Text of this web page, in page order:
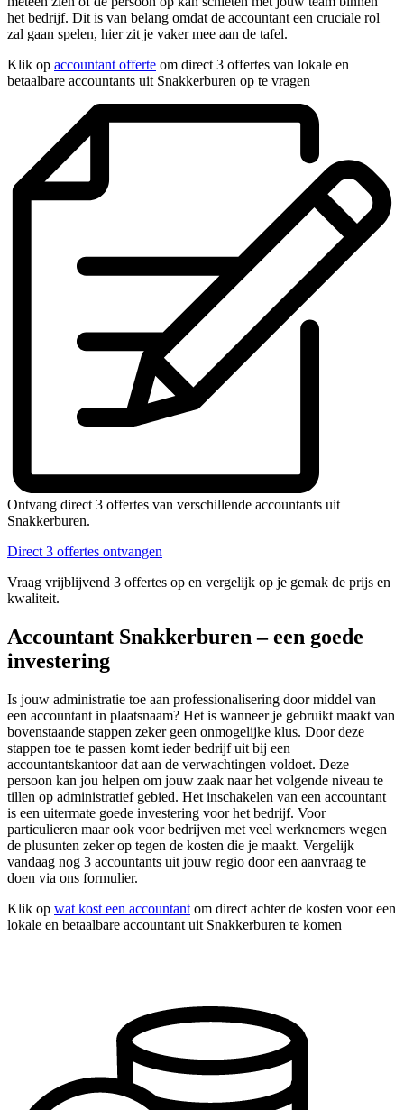
het bedrijf. Dit is van belang omdat de accountant een cruciale rol
zal gaan spelen, hier zit je vaker mee aan de tafel.
Klik op accountant offerte om direct 3 offertes van lokale en
betaalbare accountants uit Snakkerburen op te vragen
Ontvang direct 3 offertes van verschillende accountants uit
Snakkerburen.
Direct 3 offertes ontvangen
Vraag vrijblijvend 3 offertes op en vergelijk op je gemak de prijs en
kwaliteit.
Accountant Snakkerburen – een goede
investering
Is jouw administratie toe aan professionalisering door middel van
een accountant in plaatsnaam? Het is wanneer je gebruikt maakt van
bovenstaande stappen zeker geen onmogelijke klus. Door deze
stappen toe te passen komt ieder bedrijf uit bij een
accountantskantoor dat aan de verwachtingen voldoet. Deze
persoon kan jou helpen om jouw zaak naar het volgende niveau te
tillen op administratief gebied. Het inschakelen van een accountant
is een uitermate goede investering voor het bedrijf. Voor
particulieren maar ook voor bedrijven met veel werknemers wegen
de plusunten zeker op tegen de kosten die je maakt. Vergelijk
vandaag nog 3 accountants uit jouw regio door een aanvraag te
doen via ons formulier.
Klik op wat kost een accountant om direct achter de kosten voor een
lokale en betaalbare accountant uit Snakkerburen te komen